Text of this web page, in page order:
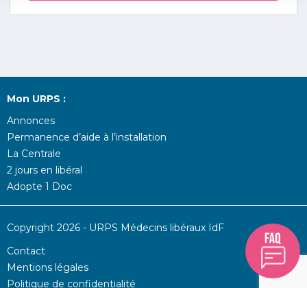
Mon URPS :
Annonces
Permanence d’aide à l’installation
La Centrale
2 jours en libéral
Adopte 1 Doc
Copyright 2026 - URPS Médecins libéraux IdF
Contact
Mentions légales
Politique de confidentialité